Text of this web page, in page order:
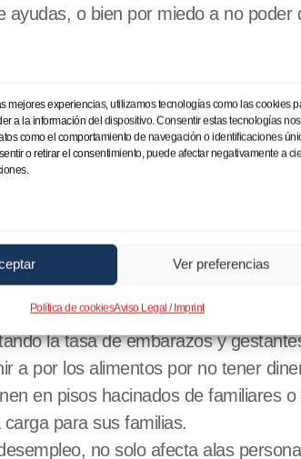
mejores experiencias, utilizamos tecnologías como las cookies
a la información del dispositivo. Consentir estas tecnologías nos
como el comportamiento de navegación o identificaciones
o retirar el consentimiento, puede afectar negativamente a
Ver preferencias
Política de cookiesAviso Legal / Imprint
o bien por miedo a no
acogiendo a madres gestantes en
la madre y el bebe. Y Cuando son
DE PUEBLOS MADRINA
manera temporal a estas familias
familias con hijos desde zonas
trabajando en coordinación con
con problemas de
nacionalidades en muchos
que las que carecen de hijos. La
a la hora de acceder a una
la tasa de embarazos y
a por los alimentos por no tener
en pisos hacinados de familiares
para sus familias.
no solo afecta alas